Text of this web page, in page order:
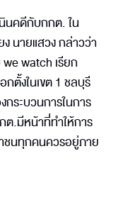
นคดีกับกกต. ใน
นายแสวง กล่าวว่า
watch เรียก
ตั้งในเขต 1 ชลบุรี
กระบวนการในการ
ต.มีหน้าที่ทำให้การ
ชนทุกคนควรอยู่ภาย